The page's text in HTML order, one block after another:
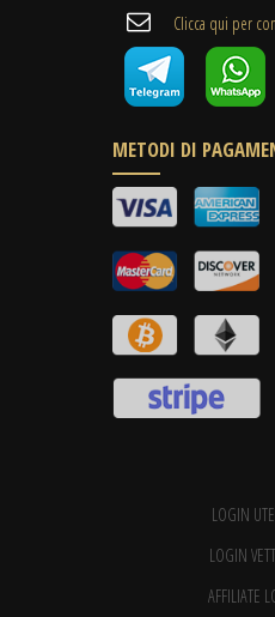
Clicca qui per
METODI DI
LOGIN
LOGIN
AFFILIATE